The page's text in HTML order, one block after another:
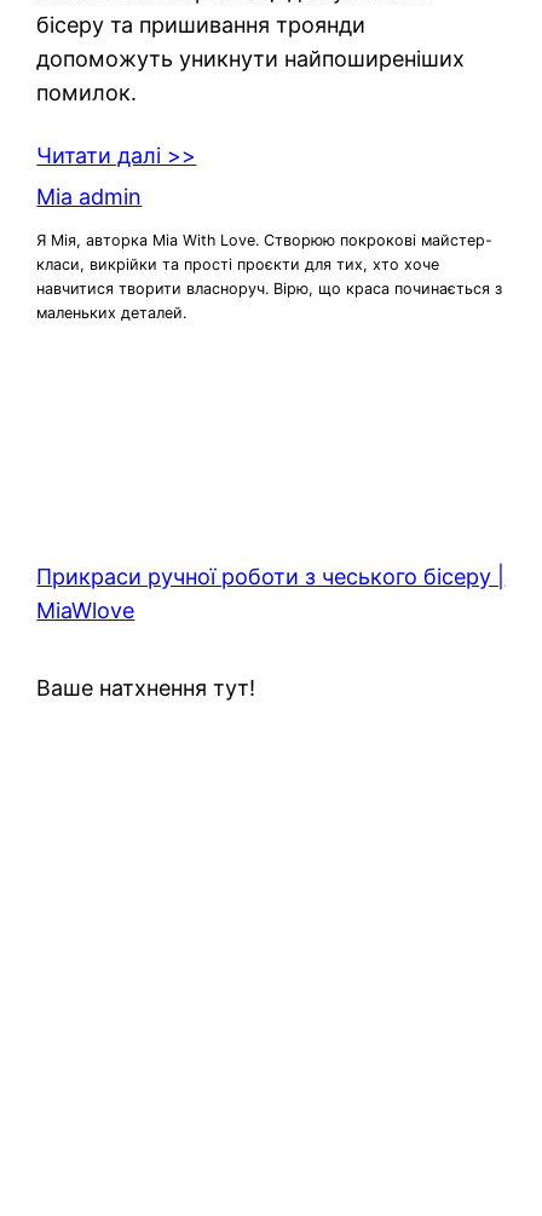
бісеру та пришивання троянди
допоможуть уникнути найпоширеніших
помилок.
Читати далі >>
Mia admin
Я Мія, авторка Mia With Love. Створюю покрокові майстер-
класи, викрійки та прості проєкти для тих, хто хоче
навчитися творити власноруч. Вірю, що краса починається з
маленьких деталей.
Прикраси ручної роботи з чеського бісеру |
MiaWlove
Ваше натхнення тут!